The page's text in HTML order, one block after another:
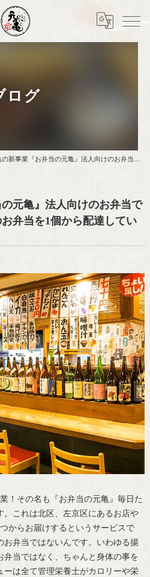
ログ
業『お弁当の元亀』法人向けのお弁当で毎日手作り日替わりのお弁当を1個から配達しています。
元亀』法人向けのお弁当で
弁当を1個から配達してい
！その名も『お弁当の元亀』毎日た
。これは北区、左京区にあるお店や
からお届けするというサービスで
お弁当ではないんです。いわゆる揚
弁当ではなく、ちゃんと身体の事を
ーは全て管理栄養士がカロリーや栄